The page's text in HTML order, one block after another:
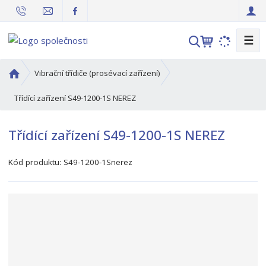
V
a
t
☰
v
o
í
t
Vibrační třídiče (prosévací zařízení)
Třídící zařízení S49-1200-1S NEREZ
Třídící zařízení S49-1200-1S NEREZ
Kód produktu: S49-1200-1Snerez